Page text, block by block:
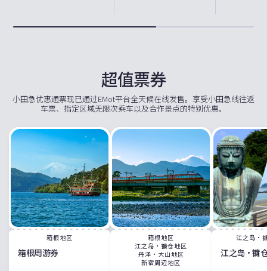
超值票券
小田急优惠通票现已通过EMot平台全天候在线发售。享受小田急线往返
车票、指定区域无限次乘车以及合作景点的特别优惠。
箱根地区
箱根周游券
箱根地区
江之岛・镰仓地区
丹泽・大山地区
新宿周辺地区
江之岛・
江之岛・镰